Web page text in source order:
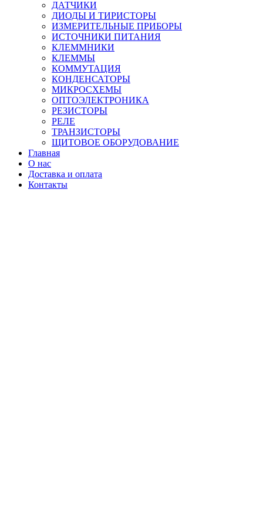
ДАТЧИКИ
ДИОДЫ И ТИРИСТОРЫ
ИЗМЕРИТЕЛЬНЫЕ ПРИБОРЫ
ИСТОЧНИКИ ПИТАНИЯ
КЛЕММНИКИ
КЛЕММЫ
КОММУТАЦИЯ
КОНДЕНСАТОРЫ
МИКРОСХЕМЫ
ОПТОЭЛЕКТРОНИКА
РЕЗИСТОРЫ
РЕЛЕ
ТРАНЗИСТОРЫ
ЩИТОВОЕ ОБОРУДОВАНИЕ
Главная
О нас
Доставка и оплата
Контакты